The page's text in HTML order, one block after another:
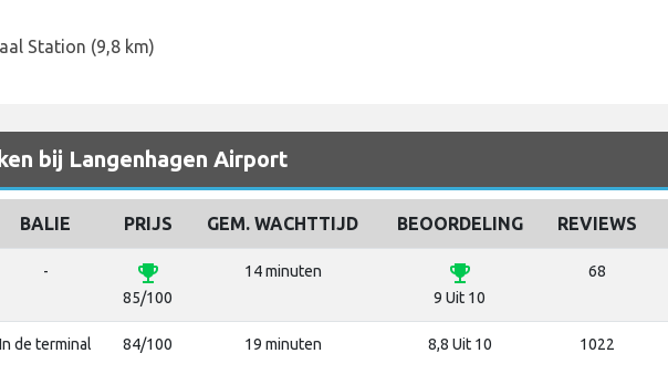
Station (9,8 km)
bij Langenhagen Airport
BALIE PRIJS GEM. WACHTTIJD BEOORDELING REVIEWS
- emoji_events
85/100
14 minuten emoji_events
9 Uit 10
68
In de terminal 84/100 19 minuten 8,8 Uit 10 1022